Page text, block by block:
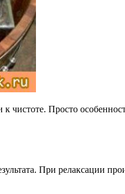
чистоте. Просто
При релаксации